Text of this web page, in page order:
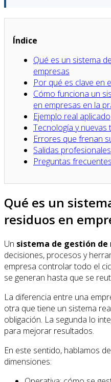
Índice
Qué es un sistema
empresas
Por qué es clave en
Cómo funciona un
en empresas en la
Ejemplo real aplicado
Tecnología y nuevas
Errores que frenan
Salidas profesionales
Preguntas frecuentes
Qué es un
residuos en
Un sistema de gestión de
decisiones, procesos y
empresa controlar todo el
se generan hasta que se
La diferencia entre una
otra que tiene un sistema
obligación. La segunda lo
para mejorar resultados.
En este sentido, hablamos
dimensiones: